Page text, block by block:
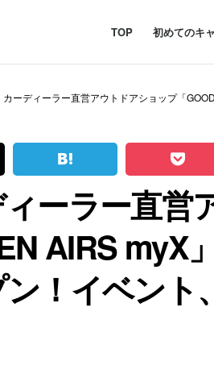
TOP 初めてのキ
カーディーラー直営アウトドアショップ「
ィーラー直
AIRS myX
！イベント